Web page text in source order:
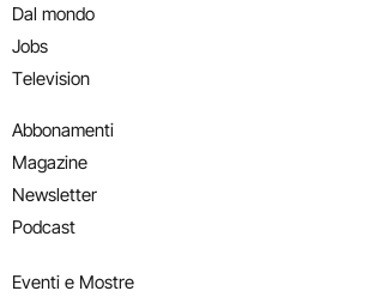
Dal mondo
Jobs
Television
Abbonamenti
Magazine
Newsletter
Podcast
Eventi e Mostre